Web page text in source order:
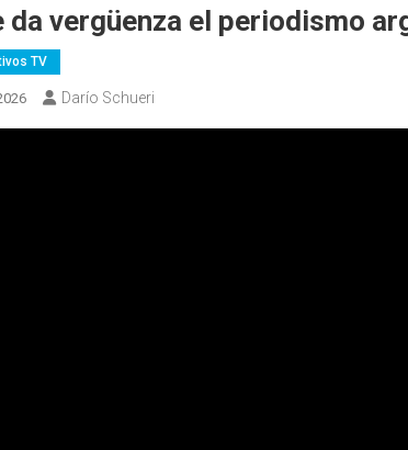
da vergüenza el periodismo
TV
Darío Schueri